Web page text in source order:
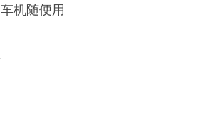
机随便用